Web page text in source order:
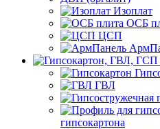
Изоплат
ОСБ
ЦСП
ГВЛ
гипсокартона